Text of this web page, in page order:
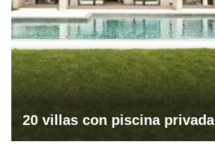
20 villas con piscina privada